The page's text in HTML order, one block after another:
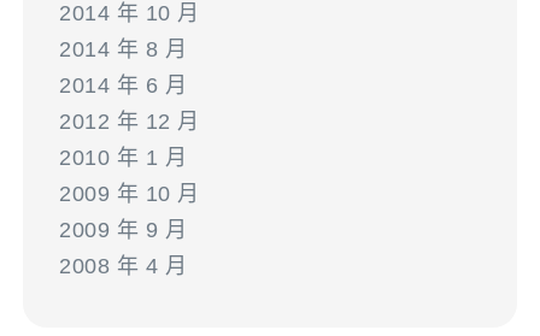
2014 年 10 月
2014 年 8 月
2014 年 6 月
2012 年 12 月
2010 年 1 月
2009 年 10 月
2009 年 9 月
2008 年 4 月